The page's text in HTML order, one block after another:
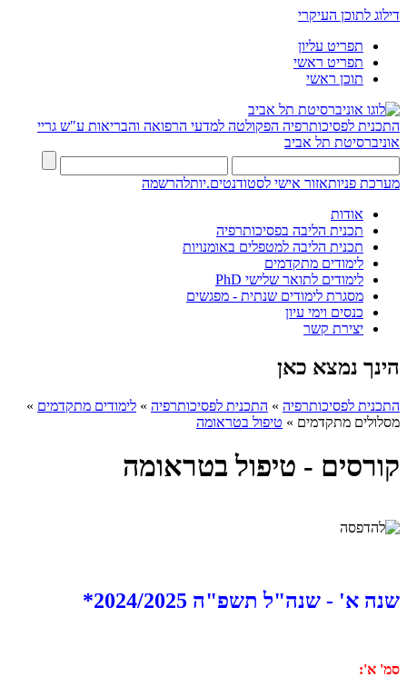
דילוג לתוכן העיקרי
תפריט עליון
תפריט ראשי
תוכן ראשי
התכנית לפסיכותרפיה הפקולטה למדעי הרפואה והבריאות ע"ש גריי
אוניברסיטת תל אביב
מערכת פניותאזור אישי לסטודנטים.יותלהרשמה
אודות
תכנית הליבה בפסיכותרפיה
תכנית הליבה למטפלים באומנויות
לימודים מתקדמים
לימודים לתואר שלישי PhD
מסגרת לימודים שנתית - מפגשים
כנסים וימי עיון
יצירת קשר
הינך נמצא כאן
התכנית לפסיכותרפיה » התכנית לפסיכותרפיה » לימודים מתקדמים »
מסלולים מתקדמים » טיפול בטראומה
קורסים - טיפול בטראומה
שנה א' - שנה"ל תשפ"ה 2024/2025*
סמ' א':